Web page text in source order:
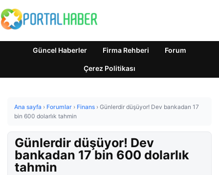
Güncel Haberler Firma Rehberi Forum
Çerez Politikası
Ana sayfa › Forumlar › Finans › Günlerdir düşüyor! Dev bankadan 17
bin 600 dolarlık tahmin
Günlerdir düşüyor! Dev
bankadan 17 bin 600 dolarlık
tahmin